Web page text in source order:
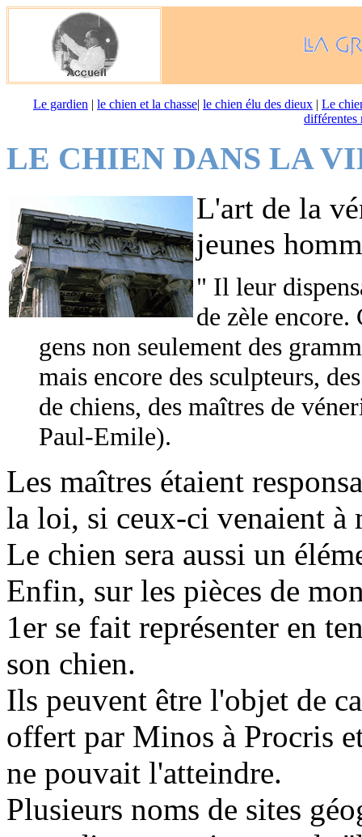
Le gardien | le chien et la chasse| le chien élu des dieux | Le
différentes
LE CHIEN DANS LA
L'art de la
jeunes
" Il leur
de zèle encore.
gens non seulement des
mais encore des sculpteurs,
de chiens, des maîtres de
Paul-Emile).
Les maîtres étaient
la loi, si ceux-ci venaient à
Le chien sera aussi un
Enfin, sur les pièces de
1er se fait représenter en
son chien.
Ils peuvent être l'objet de
offert par Minos à Procris
ne pouvait l'atteindre.
Plusieurs noms de sites